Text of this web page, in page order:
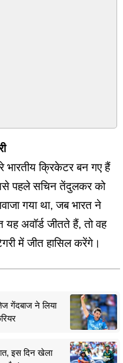
क्रिकेटर बन गए हैं
पहले सचिन तेंदुलकर को
गया था, जब भारत ने
अवॉर्ड जीतते हैं, तो वह
में जीत हासिल करेंगे।
गेंदबाज ने लिया
इस दिन खेला